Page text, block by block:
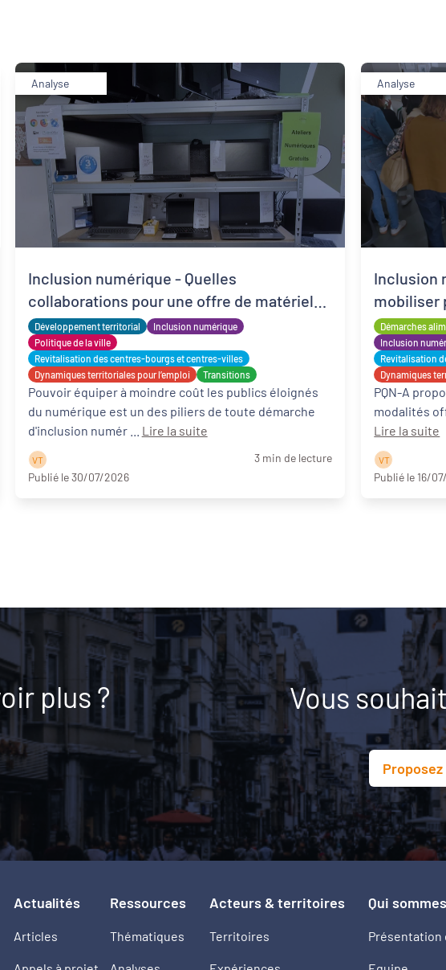
Analyse
Développement territorial
Inclusion numérique
Politique de la ville
Revitalisation des centres-bourgs et centres-villes
Dynamiques territoriales pour l’emploi
Transitions
Inclusion numérique - Quelles
collaborations pour une offre de matériels
reconditionnés locale, solidaire et adaptée
?
Pouvoir équiper à moindre coût les publics éloignés
du numérique est un des piliers de toute démarche
Lire la suite
V T
3 min de lecture
Publié le 30/07/2026
Analyse
Démarches
Inclusion
Revitalisation
Dynamiques
Inclusion
mobiliser
PQN-A
Lire la suite
V T
Publié le 16/
plus ? Vous
Actualités
Articles
Ressources
Thématiques
Acteurs & territoires
Territoires
Qui
Présentation